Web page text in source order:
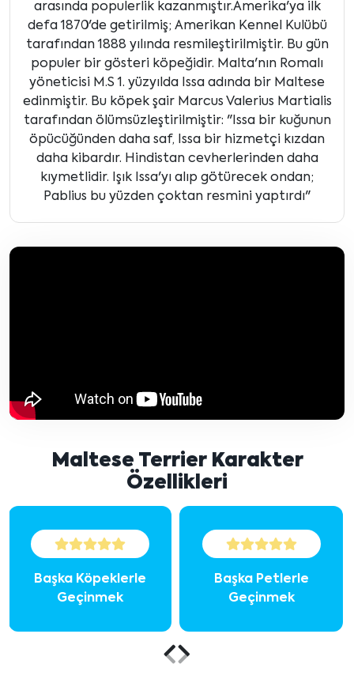
arasında populerlik kazanmıştır.Amerika'ya ilk
defa 1870'de getirilmiş; Amerikan Kennel Kulübü
tarafından 1888 yılında resmileştirilmiştir. Bu gün
populer bir gösteri köpeğidir. Malta'nın Romalı
yöneticisi M.S 1. yüzyılda Issa adında bir Maltese
edinmiştir. Bu köpek şair Marcus Valerius Martialis
tarafından ölümsüzleştirilmiştir: "Issa bir kuğunun
öpücüğünden daha saf, Issa bir hizmetçi kızdan
daha kibardır. Hindistan cevherlerinden daha
kıymetlidir. Işık Issa'yı alıp götürecek ondan;
Pablius bu yüzden çoktan resmini yaptırdı"
Maltese Terrier Karakter
Özellikleri
Başka Köpeklerle
Geçinmek
Başka Petlerle
Geçinmek
Önceki